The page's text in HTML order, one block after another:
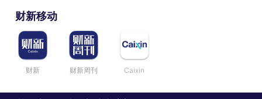
财新移动
财新 财新周刊 Caixin